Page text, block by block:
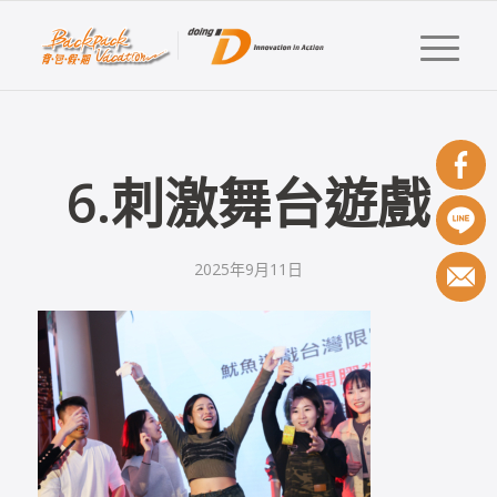
6.刺激舞台遊戲
2025年9月11日